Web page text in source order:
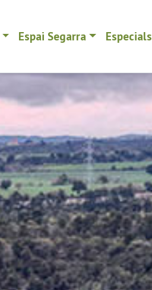
Espai Segarra Especials